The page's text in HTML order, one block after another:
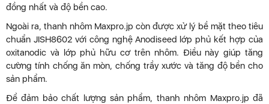
đồng nhất và độ bền cao.
Ngoài ra, thanh nhôm Maxpro.jp còn được xử lý bề mặt theo tiêu
chuẩn JISH8602 với công nghệ Anodiseed lớp phủ kết hợp của
oxitanodic và lớp phủ hữu cơ trên nhôm. Điều này giúp tăng
cường tính chống ăn mòn, chống trầy xước và tăng độ bền cho
sản phẩm.
Để đảm bảo chất lượng sản phẩm, thanh nhôm Maxpro.jp đã